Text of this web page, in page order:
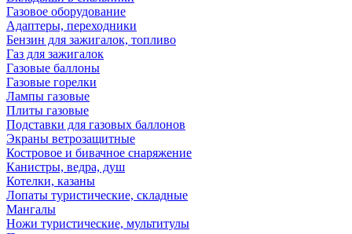
Газовое оборудование
Адаптеры, переходники
Бензин для зажигалок, топливо
Газ для зажигалок
Газовые баллоны
Газовые горелки
Лампы газовые
Плиты газовые
Подставки для газовых баллонов
Экраны ветрозащитные
Костровое и бивачное снаряжение
Канистры, ведра, душ
Котелки, казаны
Лопаты туристические, складные
Мангалы
Ножи туристические, мультитулы